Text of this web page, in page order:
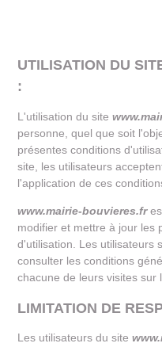
UTILISATION DU
:
L'utilisation du site
personne, quel que soit
présentes conditions
site, les utilisateurs
l'application de ces
www.mairie-bouvieres.fr
modifier et mettre à jour les
d'utilisation. Les utilisateurs
consulter les conditions
chacune de leurs visites sur
LIMITATION DE
Les utilisateurs du site